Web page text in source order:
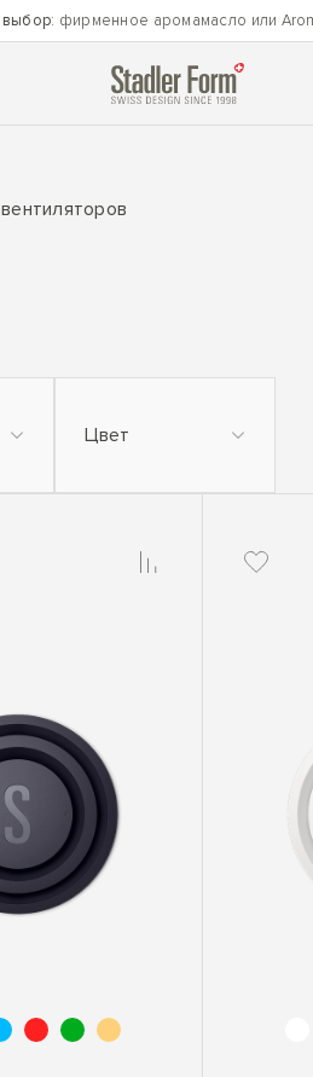
выбор: фирменное аромамасло или
Цвет